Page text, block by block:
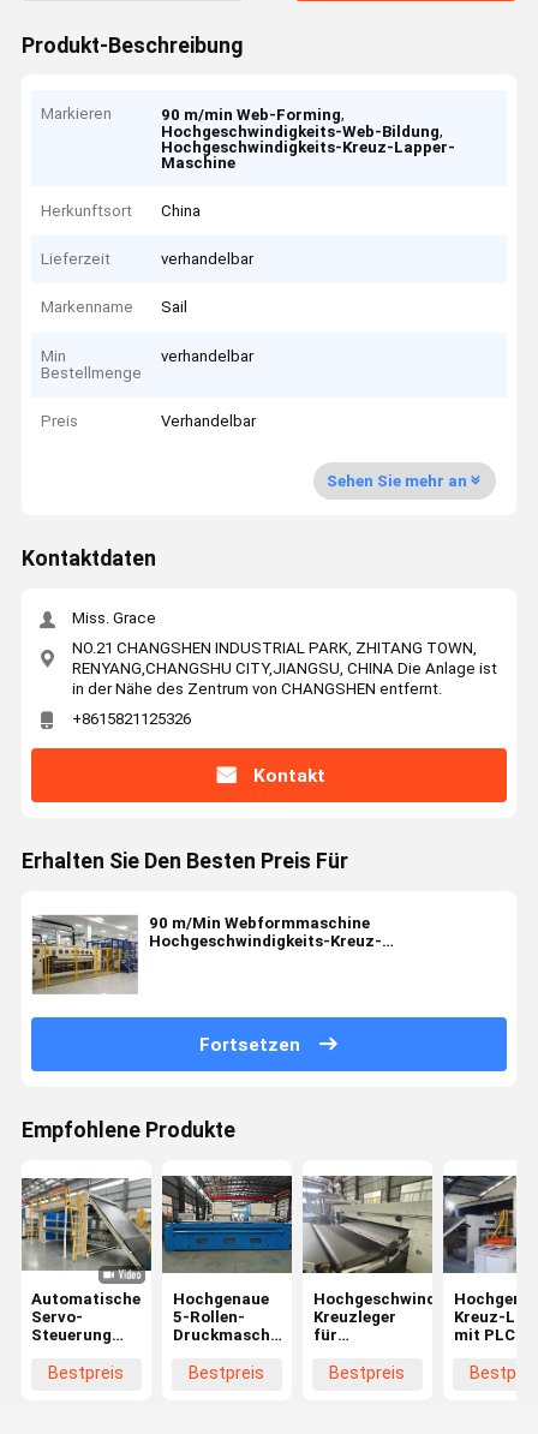
Produkt-Beschreibung
Markieren 90 m/min Web-Forming,
Hochgeschwindigkeits-Web-Bildung,
Hochgeschwindigkeits-Kreuz-Lapper-
Maschine
Herkunftsort China
Lieferzeit verhandelbar
Markenname Sail
Min
Bestellmenge
verhandelbar
Preis Verhandelbar
Sehen Sie mehr an
Kontaktdaten
Miss. Grace
NO.21 CHANGSHEN INDUSTRIAL PARK, ZHITANG TOWN,
RENYANG,CHANGSHU CITY,JIANGSU, CHINA Die Anlage ist
in der Nähe des Zentrum von CHANGSHEN entfernt.
+8615821125326
Kontakt
Erhalten Sie Den Besten Preis Für
90 m/Min Webformmaschine
Hochgeschwindigkeits-Kreuz-
Fortsetzen
Empfohlene Produkte
Automatische
Servo-
Steuerung
Bestpreis
Hochgenaue
5-Rollen-
Druckmaschine
Herstellung
Bestpreis
Hochgeschwindigkeits-
Kreuzleger
für
60 m/min
Bestpreis
Kreuz-
mit PLC